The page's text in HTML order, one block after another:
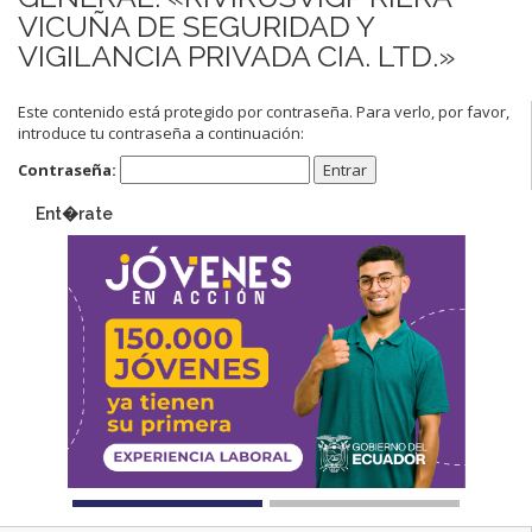
VICUÑA DE SEGURIDAD Y
VIGILANCIA PRIVADA CIA. LTD.»
Este contenido está protegido por contraseña. Para verlo, por favor,
introduce tu contraseña a continuación:
Contraseña:
Ent�rate